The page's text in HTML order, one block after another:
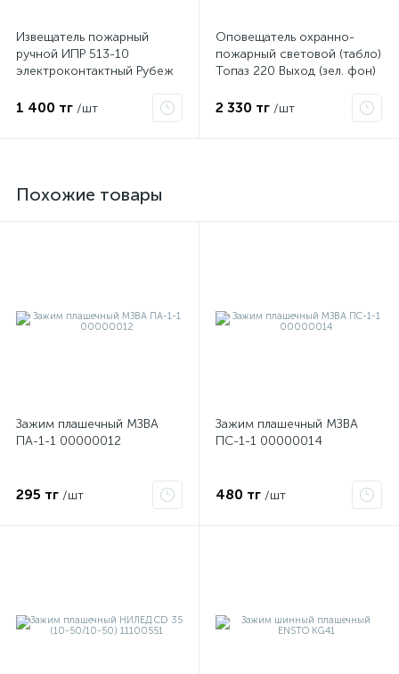
Извещатель пожарный
ручной ИПР 513-10
электроконтактный Рубеж
1 400 тг /шт
Оповещатель охранно-
пожарный световой (табло)
Топаз 220 Выход (зел. фон)
2 330 тг /шт
Похожие товары
Зажим плашечный МЗВА
ПА-1-1 00000012
295 тг /шт
Зажим плашечный МЗВА
ПС-1-1 00000014
480 тг /шт